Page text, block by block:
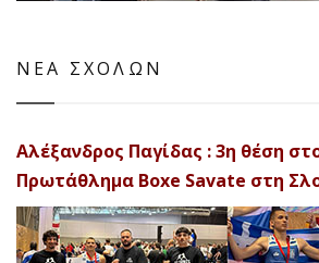
ΝΕΑ ΣΧΟΛΩΝ
Αλέξανδρος Παγίδας : 3η θέση
Πρωτάθλημα Boxe Savate στη